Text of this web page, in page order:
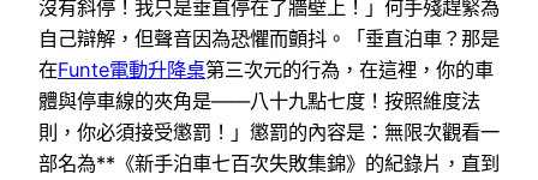
沒有斜停！我只是垂直停在了牆壁上！」何手殘趕緊為
自己辯解，但聲音因為恐懼而顫抖。「垂直泊車？那是
在Funte電動升降桌第三次元的行為，在這裡，你的車
體與停車線的夾角是——八十九點七度！按照維度法
則，你必須接受懲罰！」懲罰的內容是：無限次觀看一
部名為**《新手泊車七百次失敗集錦》的紀錄片，直到